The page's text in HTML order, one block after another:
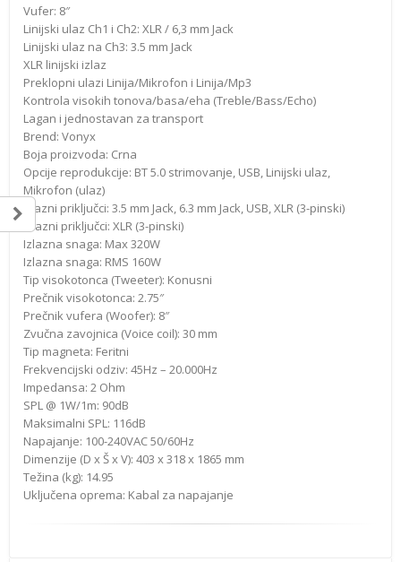
Vufer: 8″
Linijski ulaz Ch1 i Ch2: XLR / 6,3 mm Jack
Linijski ulaz na Ch3: 3.5 mm Jack
XLR linijski izlaz
Preklopni ulazi Linija/Mikrofon i Linija/Mp3
Kontrola visokih tonova/basa/eha (Treble/Bass/Echo)
Lagan i jednostavan za transport
Brend: Vonyx
Boja proizvoda: Crna
Opcije reprodukcije: BT 5.0 strimovanje, USB, Linijski ulaz,
Mikrofon (ulaz)
Ulazni priključci: 3.5 mm Jack, 6.3 mm Jack, USB, XLR (3-pinski)
Izlazni priključci: XLR (3-pinski)
Izlazna snaga: Max 320W
Izlazna snaga: RMS 160W
Tip visokotonca (Tweeter): Konusni
Prečnik visokotonca: 2.75″
Prečnik vufera (Woofer): 8″
Zvučna zavojnica (Voice coil): 30 mm
Tip magneta: Feritni
Frekvencijski odziv: 45Hz – 20.000Hz
Impedansa: 2 Ohm
SPL @ 1W/1m: 90dB
Maksimalni SPL: 116dB
Napajanje: 100-240VAC 50/60Hz
Dimenzije (D x Š x V): 403 x 318 x 1865 mm
Težina (kg): 14.95
Uključena oprema: Kabal za napajanje